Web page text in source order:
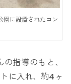
園に設置されたコン
指導のもと、
に入れ、約4ヶ